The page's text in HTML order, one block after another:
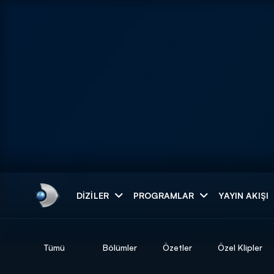
DIZILER PROGRAMLAR YAYIN AKIŞI
Tümü Bölümler Özetler Özel Klipler